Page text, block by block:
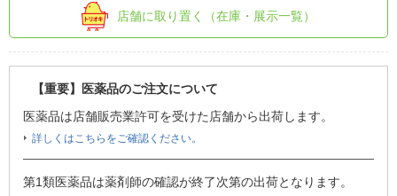
店舗に取り置く（在庫・展示一覧）
【重要】医薬品のご注文について
医薬品は店舗販売業許可を受けた店舗から出荷します。
詳しくはこちらをご確認ください。
第1類医薬品は薬剤師の確認が終了次第の出荷となります。